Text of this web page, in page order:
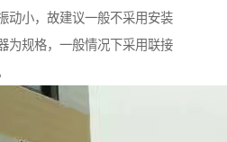
动小，故建议一般不采用安装
为规格，一般情况下采用联接